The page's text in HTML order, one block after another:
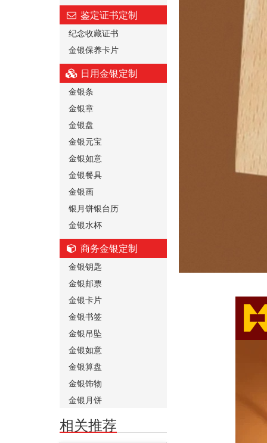
鉴定证书定制
纪念收藏证书
金银保养卡片
日用金银定制
金银条
金银章
金银盘
金银元宝
金银如意
金银餐具
金银画
银月饼银台历
金银水杯
商务金银定制
金银钥匙
金银邮票
金银卡片
金银书签
金银吊坠
金银如意
金银算盘
金银饰物
金银月饼
相关推荐